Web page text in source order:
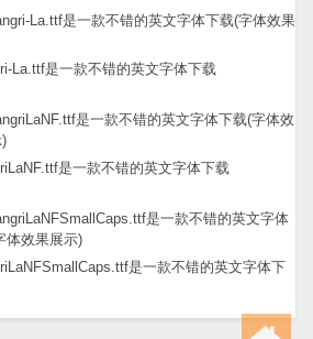
La.ttf是一款不错的英文字体下载
是一款不错的英文字体下载
是一款不错的英文字体下